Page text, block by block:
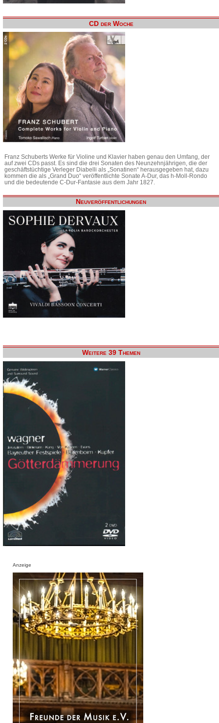
CD der Woche
Franz Schuberts Werke für Violine und Klavier haben genau den Umfang, der
auf zwei CDs passt. Es sind die drei Sonaten des Neunzehnjährigen, die der
geschäftstüchtige Verleger Diabelli als „Sonatinen“ herausgegeben hat, dazu
kommen die als „Grand Duo“ veröffentlichte Sonate A-Dur, das h-Moll-Rondo
und die bedeutende C-Dur-Fantasie aus dem Jahr 1827.
Neuveröffentlichungen
Weitere 39 Themen
Anzeige